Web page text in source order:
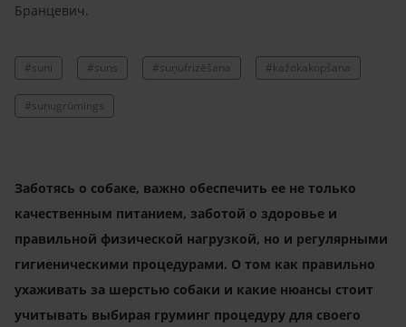
Бранцевич.
#suni #suns #suņufrizēšana #kažokakopšana
#suņugrūmings
Заботясь о собаке, важно обеспечить ее не только
качественным питанием, заботой о здоровье и
правильной физической нагрузкой, но и регулярными
гигиеническими процедурами. О том как правильно
ухаживать за шерстью собаки и какие нюансы стоит
учитывать выбирая груминг процедуру для своего